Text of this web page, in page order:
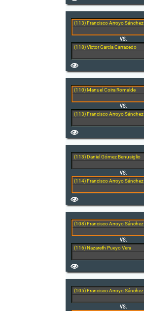
(113) Francisco Arroyo Sánchez
(118) Victor García Carracedo
(110) Manuel Coira Romalde
(113) Francisco Arroyo Sánchez
(113) Daniel Gómez Benusiglio
(114) Francisco Arroyo Sánchez
(108) Francisco Arroyo Sánchez
(116) Nazareth Pueyo Vera
(105) Francisco Arroyo Sánchez